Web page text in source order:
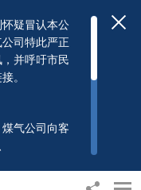
疑冒认本公
司特此严正
并呼吁市民
。
气公司向客